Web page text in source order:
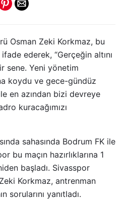
Osman Zeki Korkmaz, bu
ederek, “Gerçeğin altını
sene. Yeni yönetim
koydu ve gece-gündüz
en azından bizi devreye
kuracağımızı
sahasında Bodrum FK ile
bu maçın hazırlıklarına 1
başladı. Sivasspor
Korkmaz, antrenman
sorularını yanıtladı.